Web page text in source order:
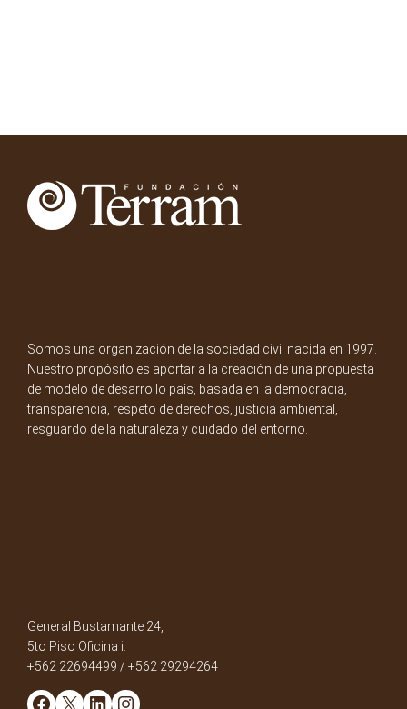
Somos una organización de la sociedad civil nacida en 1997.
Nuestro propósito es aportar a la creación de una propuesta
de modelo de desarrollo país, basada en la democracia,
transparencia, respeto de derechos, justicia ambiental,
resguardo de la naturaleza y cuidado del entorno.
General Bustamante 24,
5to Piso Oficina i.
+562 22694499 / +562 29294264